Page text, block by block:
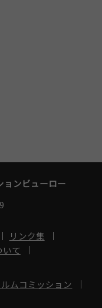
ョンビューロー
リンク集
て
ムコミッション